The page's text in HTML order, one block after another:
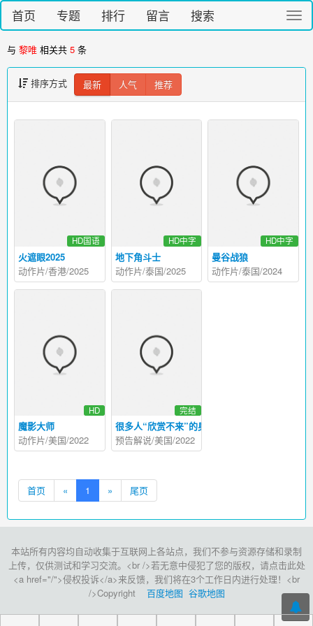
切
换
首页 专题 排行 留言 搜索
与 黎唯 相关共 5 条
排序方式 最新 人气 推荐
火遮眼2025
HD国语
动作片/香港/2025
地下角斗士
HD中字
动作片/泰国/2025
曼谷战狼
HD中字
动作片/泰国/2024
魔影大师
HD
动作片/美国/2022
很多人“欣赏不来”的奥斯卡最佳，到底想讲什么
完结
预告解说/美国/2022
首页 « 1 » 尾页
本站所有内容均自动收集于互联网上各站点，我们不参与资源存储和录制
上传，仅供测试和学习交流。<br />若无意中侵犯了您的版权，请点击此处
<a href="/">侵权投诉</a>来反馈，我们将在3个工作日内进行处理！<br
/>Copyright 百度地图 谷歌地图